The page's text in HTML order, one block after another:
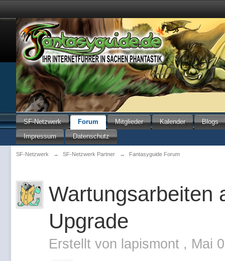
SF-Netzwerk Forum Mitglieder Kalender
Blogs
Impressum
Datenschutz
SF-Netzwerk → SF-Netzwerk Partner → Fantasyguide Forum
Wartungsarbeiten
Upgrade
Erstellt von lapismont , Mai